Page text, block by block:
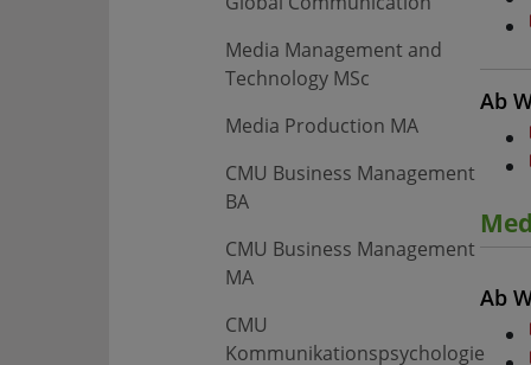
Media Management and
Technology MSc
Media Production MA
CMU Business Management
BA
CMU Business Management
MA
CMU
Kommunikationspsychologie
Ab
Ab